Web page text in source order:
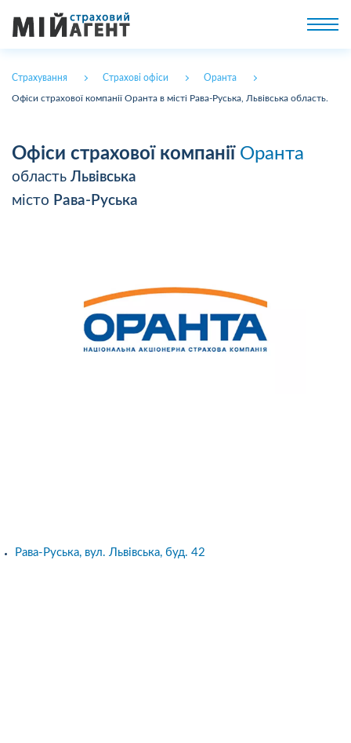
Страхування Страхові офіси Оранта
Офіси страхової компанії Оранта в місті Рава-Руська, Львівська область.
Офіси страхової компанії Оранта
область Львівська
місто Рава-Руська
Рава-Руська, вул. Львівська, буд. 42